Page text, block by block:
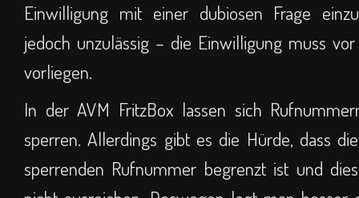
Einwilligung mit einer dubiosen Frage
jedoch unzulässig – die Einwilligung muss
vorliegen.
In der AVM FritzBox lassen sich
sperren. Allerdings gibt es die Hürde, dass
sperrenden Rufnummer begrenzt ist und